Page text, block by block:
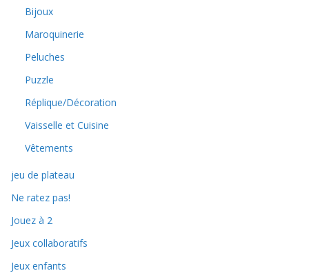
Bijoux
Maroquinerie
Peluches
Puzzle
Réplique/Décoration
Vaisselle et Cuisine
Vêtements
jeu de plateau
Ne ratez pas!
Jouez à 2
Jeux collaboratifs
Jeux enfants